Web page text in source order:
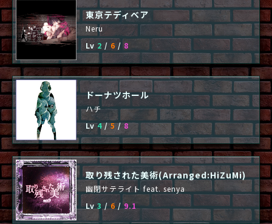
東京テディベア
Neru
Lv 2 / 6 / 8
ドーナツホール
ハチ
Lv4/5/8
取り残された美術(Arranged:HiZuMi)
幽閉サテライト feat. senya
Lv3/6/9.1